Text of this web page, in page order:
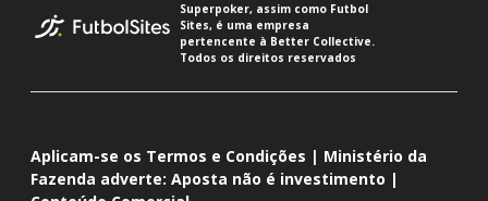
Superpoker, assim como Futbol
Sites, é uma empresa
pertencente à Better Collective.
Todos os direitos reservados
Aplicam-se os Termos e Condições | Ministério da
Fazenda adverte: Aposta não é investimento |